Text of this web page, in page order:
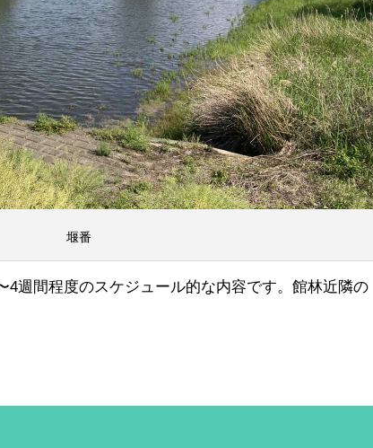
堰番
4週間程度のスケジュール的な内容です。館林近隣の